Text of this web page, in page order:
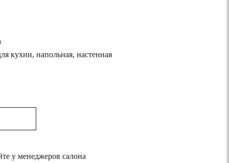
кухни, напольная, настенная
у менеджеров салона